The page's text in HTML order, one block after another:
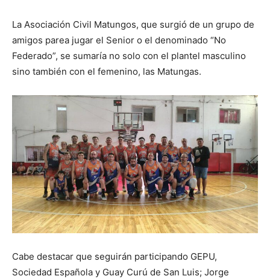
La Asociación Civil Matungos, que surgió de un grupo de
amigos parea jugar el Senior o el denominado “No
Federado”, se sumaría no solo con el plantel masculino
sino también con el femenino, las Matungas.
Cabe destacar que seguirán participando GEPU,
Sociedad Española y Guay Curú de San Luis; Jorge